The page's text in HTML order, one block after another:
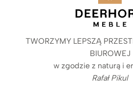
TWORZYMY LEPSZĄ
BIUROWEJ
w zgodzie z naturą i
Rafał Pikul